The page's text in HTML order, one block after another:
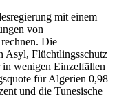
mit einem
von
Die
Asyl, Flüchtlingsschutz
in wenigen Einzelfällen
für Algerien 0,98
und die Tunesische